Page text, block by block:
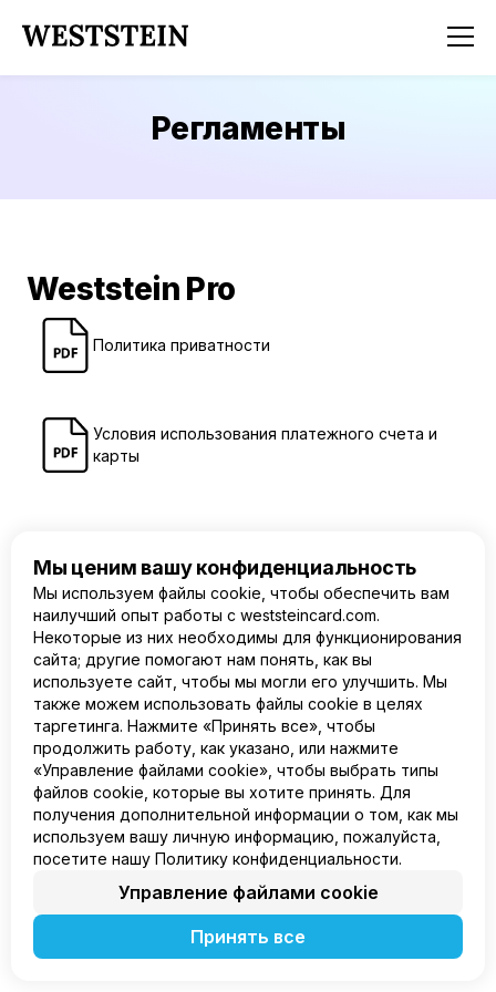
Регламенты
Weststein Pro
Политика приватности
Условия использования платежного счета и
карты
RU
Продукт
Компания
Правовая информация
Мы ценим вашу конфиденциальность
Мы используем файлы cookie, чтобы обеспечить вам
наилучший опыт работы с weststeincard.com.
Некоторые из них необходимы для функционирования
сайта; другие помогают нам понять, как вы
используете сайт, чтобы мы могли его улучшить. Мы
также можем использовать файлы cookie в целях
таргетинга. Нажмите «Принять все», чтобы
продолжить работу, как указано, или нажмите
«Управление файлами cookie», чтобы выбрать типы
файлов cookie, которые вы хотите принять. Для
получения дополнительной информации о том, как мы
используем вашу личную информацию, пожалуйста,
посетите нашу Политику конфиденциальности.
Управление файлами cookie
Принять все